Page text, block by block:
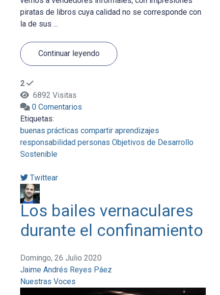
piratas de libros cuya calidad no se corresponde con
la de sus ...
Continuar leyendo
2
6892 Visitas
0 Comentarios
Etiquetas:
buenas prácticas compartir aprendizajes
responsabilidad personas Objetivos de Desarrollo
Sostenible
Twittear
Los bailes vernaculares
durante el confinamiento
Domingo, 26 Julio 2020
Jaime Andrés Reyes Páez
Nuestras Voces